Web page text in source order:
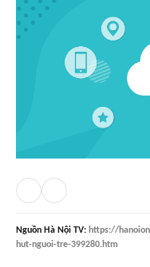
Nguồn Hà Nội TV: https://
hut-nguoi-tre-399280.htm